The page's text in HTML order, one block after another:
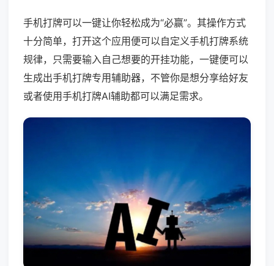
手机打牌可以一键让你轻松成为“必赢”。其操作方式
十分简单，打开这个应用便可以自定义手机打牌系统
规律，只需要输入自己想要的开挂功能，一键便可以
生成出手机打牌专用辅助器，不管你是想分享给好友
或者使用手机打牌AI辅助都可以满足需求。